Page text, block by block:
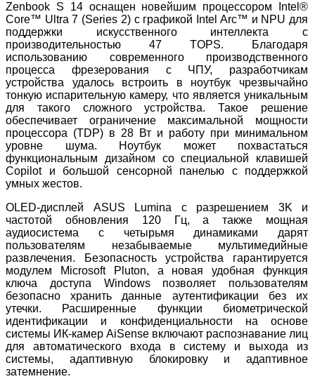
Zenbook S 14 оснащен новейшим процессором Intel®
Core™ Ultra 7 (Series 2) с графикой Intel Arc™ и NPU для
поддержки искусственного интеллекта с
производительностью 47 TOPS. Благодаря
использованию современного производственного
процесса фрезерования с ЧПУ, разработчикам
устройства удалось встроить в ноутбук чрезвычайно
тонкую испарительную камеру, что является уникальным
для такого сложного устройства. Такое решение
обеспечивает ограничение максимальной мощности
процессора (TDP) в 28 Вт и работу при минимальном
уровне шума. Ноутбук может похвастаться
функциональным дизайном со специальной клавишей
Copilot и большой сенсорной панелью с поддержкой
умных жестов.
OLED-дисплей ASUS Lumina с разрешением 3K и
частотой обновления 120 Гц, а также мощная
аудиосистема с четырьмя динамиками дарят
пользователям незабываемые мультимедийные
развлечения. Безопасность устройства гарантируется
модулем Microsoft Pluton, а новая удобная функция
ключа доступа Windows позволяет пользователям
безопасно хранить данные аутентификации без их
утечки. Расширенные функции биометрической
идентификации и конфиденциальности на основе
системы ИК-камер AiSense включают распознавание лиц
для автоматического входа в систему и выхода из
системы, адаптивную блокировку и адаптивное
затемнение.